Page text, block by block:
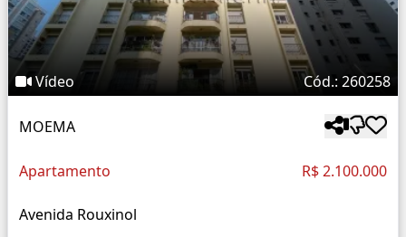
Vídeo Cód.: 260258
MOEMA
Apartamento R$ 2.100.000
Avenida Rouxinol